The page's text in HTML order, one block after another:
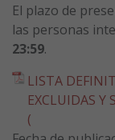
El plazo de
las personas
23:59.
LISTA
EXCLUIDAS Y
(